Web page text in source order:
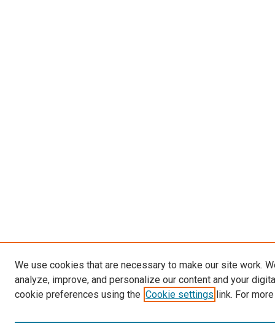
We use cookies that are necessary to make our site work.
analyze, improve, and personalize our content and your
cookie preferences using the Cookie settings link. For